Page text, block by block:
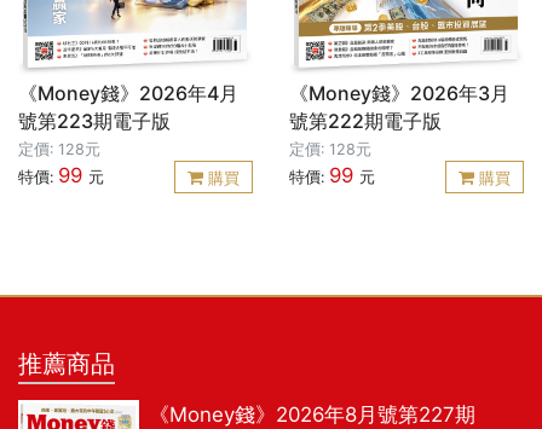
《Money錢》2026年4月
號第223期電子版
定價: 128元
特價: 99 元 購買
《Money錢》2026年3月
號第222期電子版
定價: 128元
特價: 99 元 購買
推薦商品
《Money錢》2026年8月號第227期